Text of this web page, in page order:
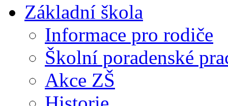
Základní škola
Informace pro rodiče
Školní poradenské
Akce ZŠ